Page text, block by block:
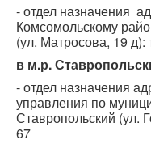
- отдел назначения
Комсомольскому
(ул. Матросова, 19 д):
в м.р.
- отдел назначения
управления по
Ставропольский (ул.
67